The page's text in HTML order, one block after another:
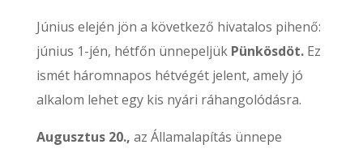
Június elején jön a következő hivatalos pihenő:
június 1-jén, hétfőn ünnepeljük Pünkösdöt.Ez
ismét háromnapos hétvégét jelent, amely jó
alkalom lehet egy kis nyári ráhangolódásra.
Augusztus 20., az Államalapítás ünnepe